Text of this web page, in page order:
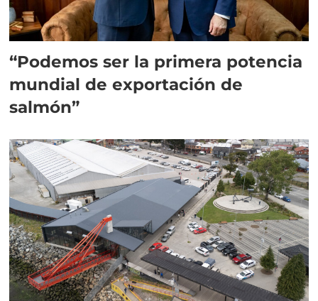
“Podemos ser la primera potencia
mundial de exportación de
salmón”